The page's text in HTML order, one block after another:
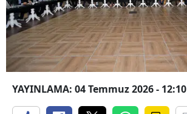
YAYINLAMA: 04 Temmuz 2026 - 12:10